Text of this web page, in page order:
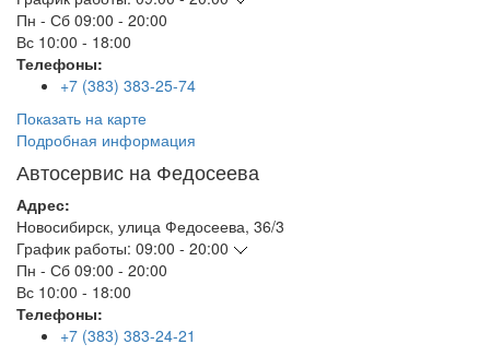
Пн - Сб 09:00 - 20:00
Вс 10:00 - 18:00
Телефоны:
+7 (383) 383-25-74
Показать на карте
Подробная информация
Автосервис на Федосеева
Адрес:
Новосибирск, улица Федосеева, 36/3
График работы: 09:00 - 20:00
Пн - Сб 09:00 - 20:00
Вс 10:00 - 18:00
Телефоны:
+7 (383) 383-24-21